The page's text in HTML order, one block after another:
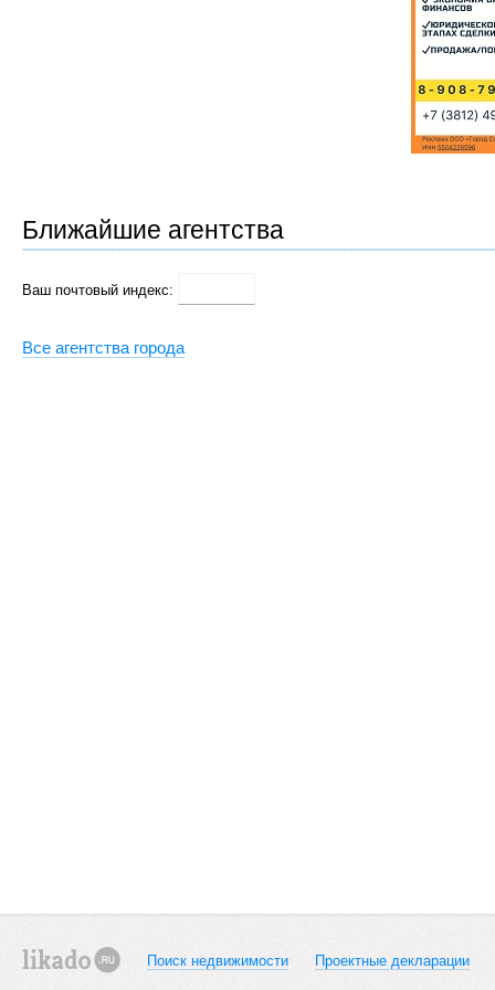
Ближайшие агентства
Ваш почтовый индекс:
Все агентства города
Поиск недвижимости Проектные декларации